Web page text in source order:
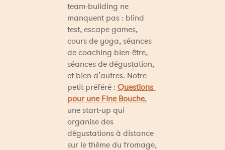
team-building ne
manquent pas : blind
test, escape games,
cours de yoga, séances
de coaching bien-être,
séances de dégustation,
et bien d’autres. Notre
petit préféré : Questions
pour une Fine Bouche,
une start-up qui
organise des
dégustations à distance
sur le thème du fromage,